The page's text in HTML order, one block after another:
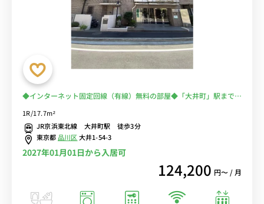
◆インターネット固定回線（有線）無料の部屋◆「大井町」駅まで徒
1R/17.7m²
JR京浜東北線 大井町駅 徒歩3分
東京都品川区大井1-54-3
2027年01月01日から入居可
124,200 円〜 / 月